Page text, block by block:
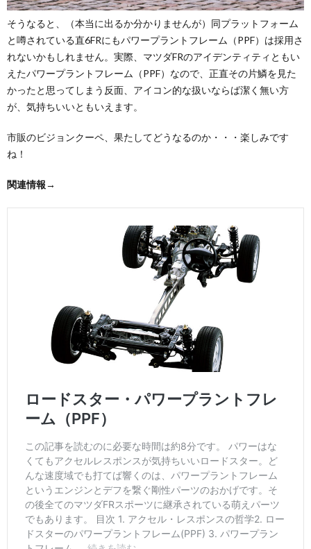
そうなると、（本当に出るか分かりませんが）同プラットフォーム
と噂されている直6FRにもパワープラントフレーム（PPF）は採用さ
れないかもしれません。実際、マツダFRのアイデンティティともい
えたパワープラントフレーム（PPF）なので、正直その片鱗を見た
かったと思ってしまう反面、アイコン的な扱いならば潔く無い方
が、気持ちいいともいえます。
市販のビジョンクーペ、果たしてどうなるのか・・・楽しみです
ね！
関連情報→